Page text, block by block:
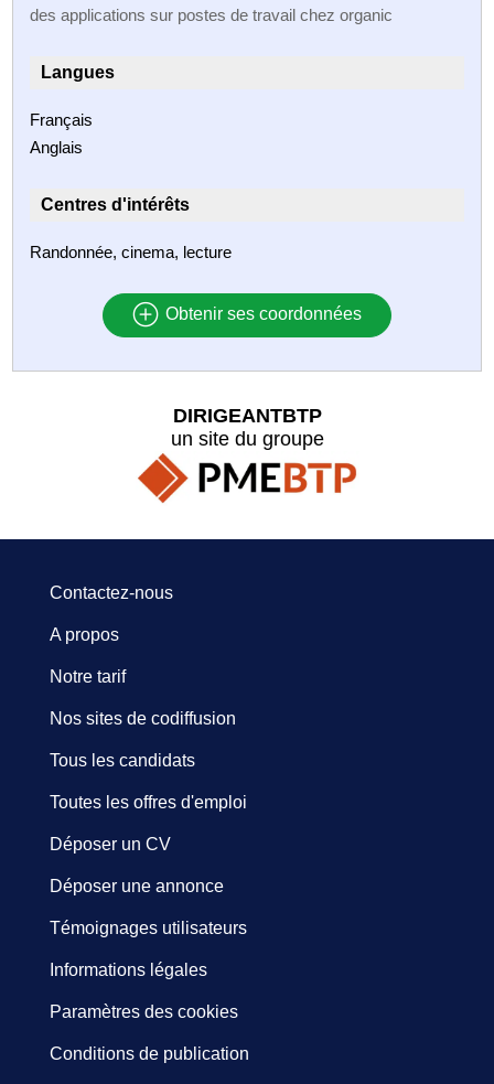
des applications sur postes de travail chez organic
Langues
Français
Anglais
Centres d'intérêts
Randonnée, cinema, lecture
Obtenir ses coordonnées
DIRIGEANTBTP
un site du groupe
Contactez-nous
A propos
Notre tarif
Nos sites de codiffusion
Tous les candidats
Toutes les offres d'emploi
Déposer un CV
Déposer une annonce
Témoignages utilisateurs
Informations légales
Paramètres des cookies
Conditions de publication